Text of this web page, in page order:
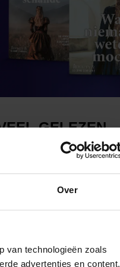
Over
van technologieën zoals
advertenties en content,